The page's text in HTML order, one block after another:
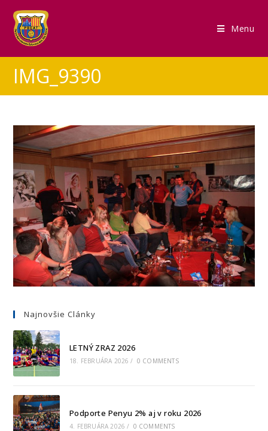
Menu
IMG_9390
Najnovšie Clánky
LETNÝ ZRAZ 2026
18. FEBRUÁRA 2026 / 0 COMMENTS
Podporte Penyu 2% aj v roku 2026
4. FEBRUÁRA 2026 / 0 COMMENTS